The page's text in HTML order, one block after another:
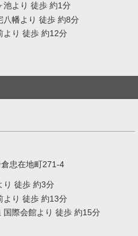
池より 徒歩 約1分
八幡より 徒歩 約8分
より 徒歩 約12分
忠在地町271-4
り 徒歩 約3分
より 徒歩 約13分
国際会館より 徒歩 約15分